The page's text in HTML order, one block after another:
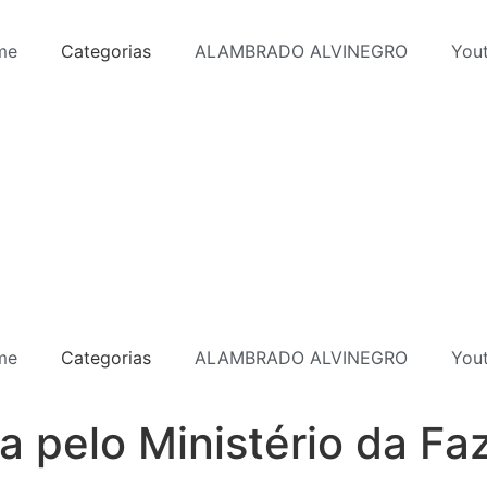
Categorias ALAMBRADO ALVINEGRO
Categorias ALAMBRADO ALVINEGRO
pelo Ministério da